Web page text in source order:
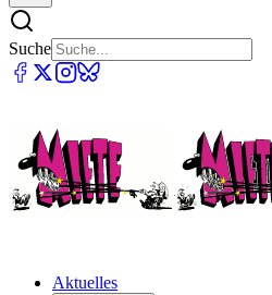
Suche
Aktuelles